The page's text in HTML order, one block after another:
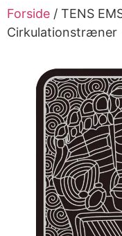
Forside / TENS
Cirkulationstræner